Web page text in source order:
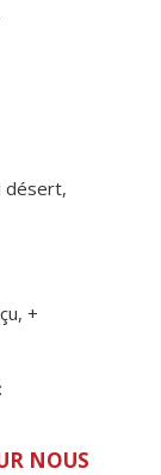
désert,
+
NOUS